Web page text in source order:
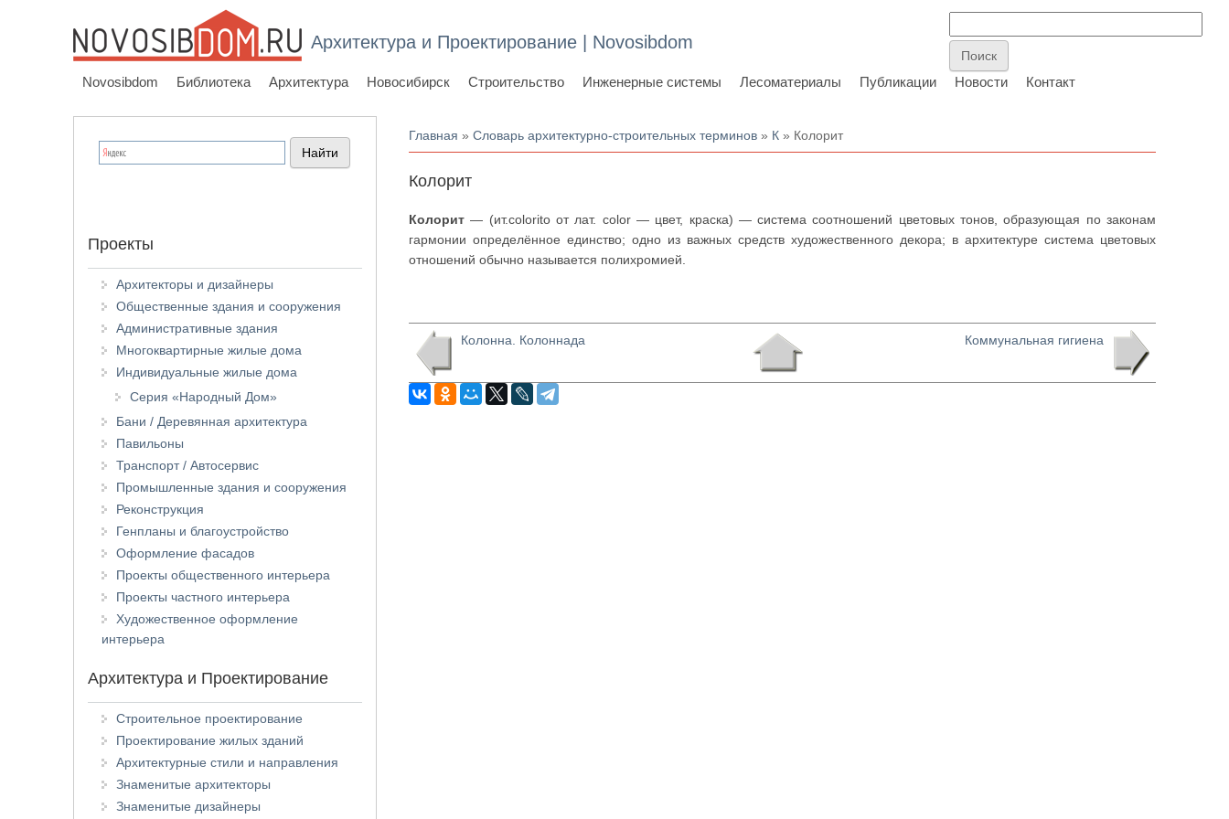
Архитектура и Проектирование | Novosibdom
Novosibdom Библиотека Архитектура Новосибирск Строительство Инженерные системы Лесоматериалы Публикации Новости Контакт
Вы здесь
Главная »Словарь архитектурно-строительных терминов » К » Колорит
Колорит
Колорит — (ит.colorito от лат. color — цвет, краска) — система соотношений цветовых тонов, образующая по законам
гармонии определённое единство; одно из важных средств художественного декора; в архитектуре система цветовых
отношений обычно называется полихромией.
Колонна. Колоннада Коммунальная гигиена
Проекты
Архитекторы и дизайнеры
Общественные здания и сооружения
Административные здания
Многоквартирные жилые дома
Индивидуальные жилые дома
Серия «Народный Дом»
Бани / Деревянная архитектура
Павильоны
Транспорт / Автосервис
Промышленные здания и сооружения
Реконструкция
Генпланы и благоустройство
Оформление фасадов
Проекты общественного интерьера
Проекты частного интерьера
Художественное оформление
интерьера
Архитектура и Проектирование
Строительное проектирование
Проектирование жилых зданий
Архитектурные стили и направления
Знаменитые архитекторы
Знаменитые дизайнеры